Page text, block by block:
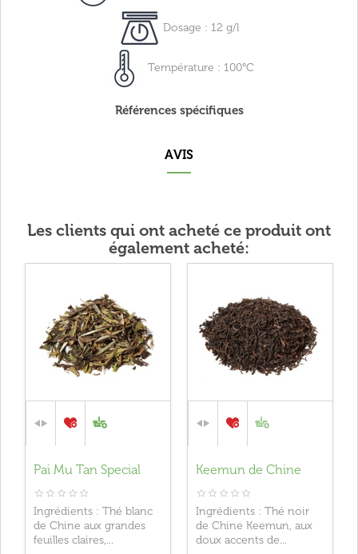
Dosage : 12 g/l
Température : 100°C
Références spécifiques
AVIS
Les clients qui ont acheté ce produit ont
également acheté:
Pai Mu Tan Special
Ingrédients : Thé blanc
de Chine aux grandes
feuilles claires,...
Keemun de Chine
Ingrédients : Thé noir
de Chine Keemun, aux
doux accents de...